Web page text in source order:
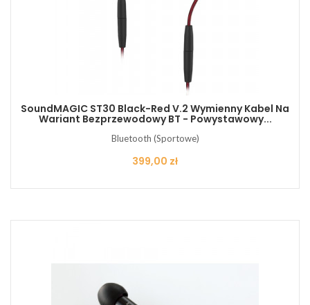
SoundMAGIC ST30 Black-Red V.2 Wymienny Kabel Na
Wariant Bezprzewodowy BT - Powystawowy...
Bluetooth (Sportowe)
Cena
399,00 zł